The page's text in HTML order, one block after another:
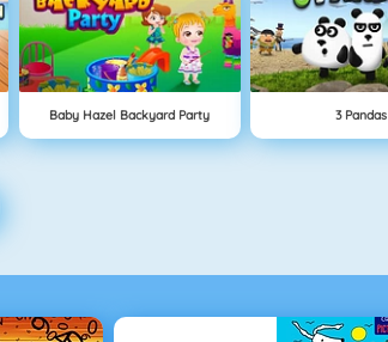
Baby Hazel Backyard Party 3 Pandas